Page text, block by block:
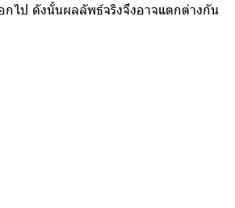
ไป ดังนั้นผลลัพธ์จริงจึงอาจแตกต่างกัน